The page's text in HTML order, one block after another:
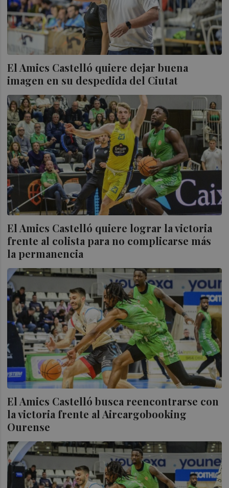
El Amics Castelló quiere dejar buena
imagen en su despedida del Ciutat
El Amics Castelló quiere lograr la victoria
frente al colista para no complicarse más
la permanencia
El Amics Castelló busca reencontrarse con
la victoria frente al Aircargobooking
Ourense